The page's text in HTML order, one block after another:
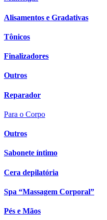
Alisamentos e Gradativas
Tônicos
Finalizadores
Outros
Reparador
Para o Corpo
Outros
Sabonete íntimo
Cera depilatória
Spa “Massagem Corporal”
Pés e Mãos